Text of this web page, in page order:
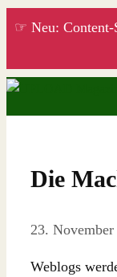
Zum
☞ Neu: Content-
Die
23. November
Weblogs